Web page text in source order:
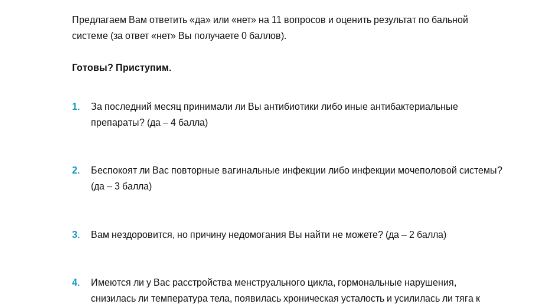
Предлагаем Вам ответить «да» или «нет» на 11 вопросов и оценить результат по бальной
системе (за ответ «нет» Вы получаете 0 баллов).
Готовы? Приступим.
За последний месяц принимали ли Вы антибиотики либо иные антибактериальные
препараты? (да – 4 балла)
Беспокоят ли Вас повторные вагинальные инфекции либо инфекции мочеполовой системы?
(да – 3 балла)
Вам нездоровится, но причину недомогания Вы найти не можете? (да – 2 балла)
Имеются ли у Вас расстройства менструального цикла, гормональные нарушения,
снизилась ли температура тела, появилась хроническая усталость и усилилась ли тяга к